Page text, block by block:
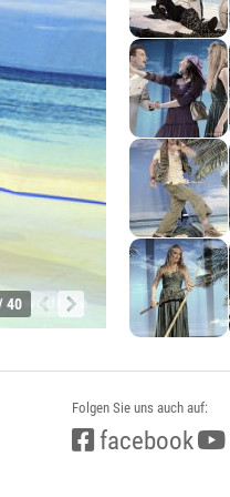
40
Folgen Sie uns auch auf:
facebook